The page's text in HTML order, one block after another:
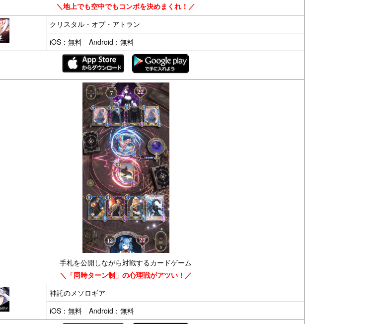
＼地上でも空中でもコンボを決めまくれ！／
クリスタル・オブ・アトラン
iOS：無料 Android：無料
手札を公開しながら対戦するカードゲーム
＼「同時ターン制」の心理戦がアツい！／
神託のメソロギア
iOS：無料 Android：無料